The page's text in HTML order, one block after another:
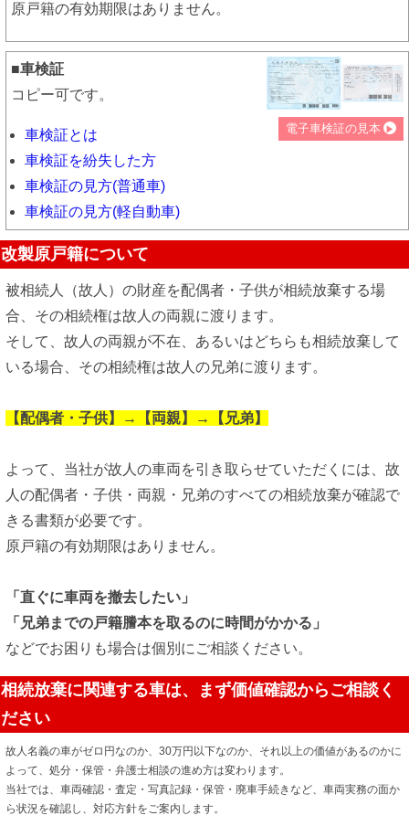
原戸籍の有効期限はありません。
電子車検証の見本
■車検証
コピー可です。
車検証とは
車検証を紛失した方
車検証の見方(普通車)
車検証の見方(軽自動車)
改製原戸籍について
被相続人（故人）の財産を配偶者・子供が相続放棄する場
合、その相続権は故人の両親に渡ります。
そして、故人の両親が不在、あるいはどちらも相続放棄して
いる場合、その相続権は故人の兄弟に渡ります。
【配偶者・子供】→【両親】→【兄弟】
よって、当社が故人の車両を引き取らせていただくには、故
人の配偶者・子供・両親・兄弟のすべての相続放棄が確認で
きる書類が必要です。
原戸籍の有効期限はありません。
「直ぐに車両を撤去したい」
「兄弟までの戸籍謄本を取るのに時間がかかる」
などでお困りも場合は個別にご相談ください。
相続放棄に関連する車は、まず価値確認からご相談く
ださい
故人名義の車がゼロ円なのか、30万円以下なのか、それ以上の価値があるのかに
よって、処分・保管・弁護士相談の進め方は変わります。
当社では、車両確認・査定・写真記録・保管・廃車手続きなど、車両実務の面か
ら状況を確認し、対応方針をご案内します。